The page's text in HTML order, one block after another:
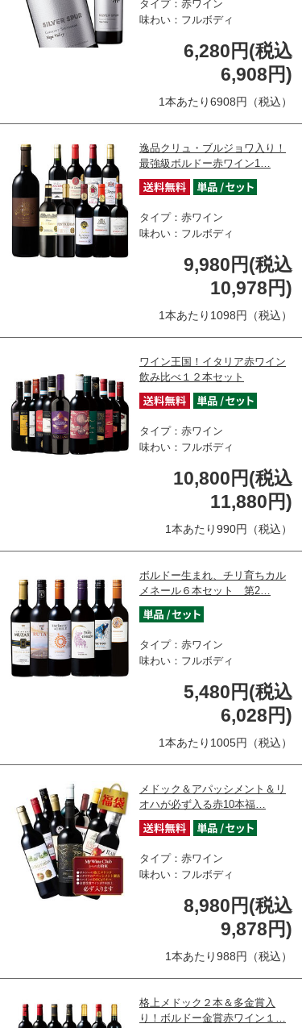
タイプ：赤ワイン
味わい：フルボディ
6,280円(税込
6,908円)
1本あたり6908円（税込）
逸品クリュ・ブルジョワ入り！
最強級ボルドー赤ワイン1…
タイプ：赤ワイン
味わい：フルボディ
9,980円(税込
10,978円)
1本あたり1098円（税込）
ワイン王国！イタリア赤ワイン
飲み比べ１２本セット
タイプ：赤ワイン
味わい：フルボディ
10,800円(税込
11,880円)
1本あたり990円（税込）
ボルドー生まれ、チリ育ちカル
メネール６本セット 第2…
タイプ：赤ワイン
味わい：フルボディ
5,480円(税込
6,028円)
1本あたり1005円（税込）
メドック＆アパッシメント＆リ
オハが必ず入る赤10本福…
タイプ：赤ワイン
味わい：フルボディ
8,980円(税込
9,878円)
1本あたり988円（税込）
格上メドック２本＆多金賞入
り！ボルドー金賞赤ワイン１…